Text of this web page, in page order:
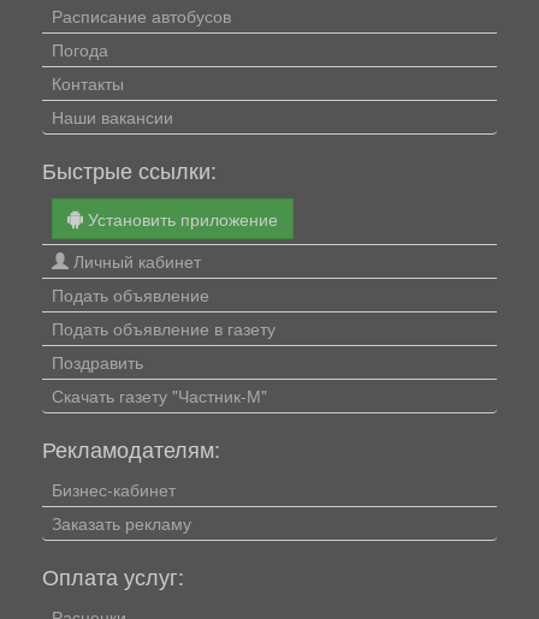
Расписание автобусов
Погода
Контакты
Наши вакансии
Быстрые ссылки:
Установить приложение
Личный кабинет
Подать объявление
Подать объявление в газету
Поздравить
Скачать газету "Частник-М"
Рекламодателям:
Бизнес-кабинет
Заказать рекламу
Оплата услуг: